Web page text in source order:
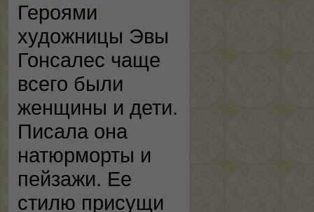
Героями
художницы Эвы
Гонсалес чаще
всего были
женщины и дети.
Писала она
натюрморты и
пейзажи. Ее
стилю присущи